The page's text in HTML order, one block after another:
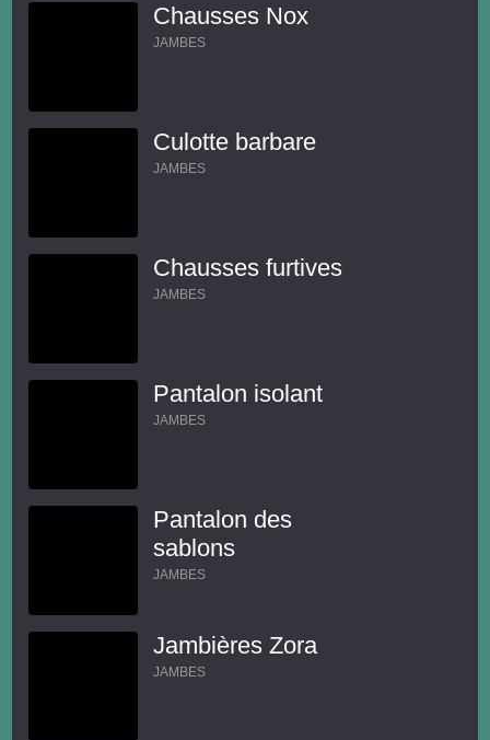
Chausses Nox
JAMBES
Culotte barbare
JAMBES
Chausses furtives
JAMBES
Pantalon isolant
JAMBES
Pantalon des
sablons
JAMBES
Jambières Zora
JAMBES